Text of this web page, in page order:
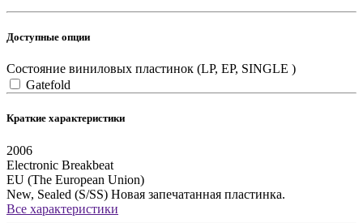
Доступные опции
Состояние виниловых пластинок (LP, EP, SINGLE )
Gatefold
Краткие характеристики
2006
Electronic Breakbeat
EU (The European Union)
New, Sealed (S/SS) Новая запечатанная пластинка.
Все характеристики